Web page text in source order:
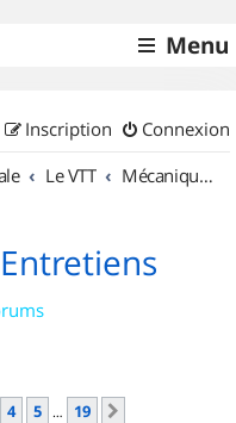
Menu
Connexion
Inscription
Le VTT Mécanique et Entretiens
4 5 … 19